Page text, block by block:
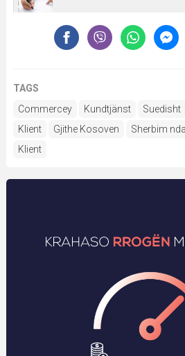
TAGS
Commercey
Kundtjänst Suedisht
Klient
Gjithe Kosoven Sherbim
Klient